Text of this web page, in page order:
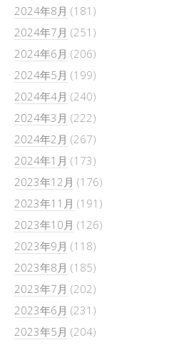
2024年8月 (181)
2024年7月 (251)
2024年6月 (206)
2024年5月 (199)
2024年4月 (240)
2024年3月 (222)
2024年2月 (267)
2024年1月 (173)
2023年12月 (176)
2023年11月 (191)
2023年10月 (126)
2023年9月 (118)
2023年8月 (185)
2023年7月 (202)
2023年6月 (231)
2023年5月 (204)